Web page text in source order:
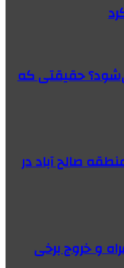
حقیقتی که
صالح آباد در
و خروج برخی